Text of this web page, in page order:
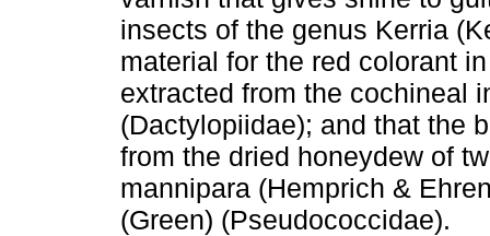
insects of the genus Kerria
material for the red colorant
extracted from the cochineal
(Dactylopiidae); and that the
from the dried honeydew of
mannipara (Hemprich &
(Green) (Pseudococcidae).